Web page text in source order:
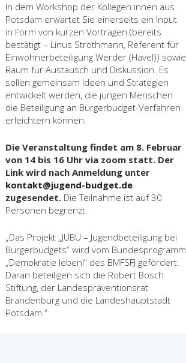
In dem Workshop der Kollegen:innen aus
Potsdam erwartet Sie einerseits ein Input
in Form von kurzen Vorträgen (bereits
bestätigt – Linus Strothmann, Referent für
Einwohnerbeteiligung Werder (Havel)) sowie
Raum für Austausch und Diskussion. Es
sollen gemeinsam Ideen und Strategien
entwickelt werden, die jungen Menschen
die Beteiligung an Bürgerbudget-Verfahren
erleichtern können.
Die Veranstaltung findet am 8. Februar
von 14 bis 16 Uhr via zoom statt. Der
Link wird nach Anmeldung unter
kontakt@jugend-budget.de
zugesendet. Die Teilnahme ist auf 30
Personen begrenzt.
„Das Projekt „JUBU – Jugendbeteiligung bei
Bürgerbudgets“ wird vom Bundesprogramm
„Demokratie leben!“ des BMFSFJ gefördert.
Daran beteiligen sich die Robert Bosch
Stiftung, der Landespräventionsrat
Brandenburg und die Landeshauptstadt
Potsdam.“